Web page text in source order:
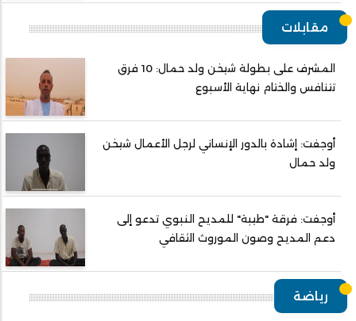
مقابلات
المشرف على بطولة شيخن ولد حمال: 10 فرق
تتنافس والختام نهاية الأسبوع
أوجفت: إشادة بالدور الإنساني لرجل الأعمال شيخن
ولد حمال
أوجفت: فرقة "طيبة" للمديح النبوي تدعو إلى
دعم المديح وصون الموروث الثقافي
رياضة